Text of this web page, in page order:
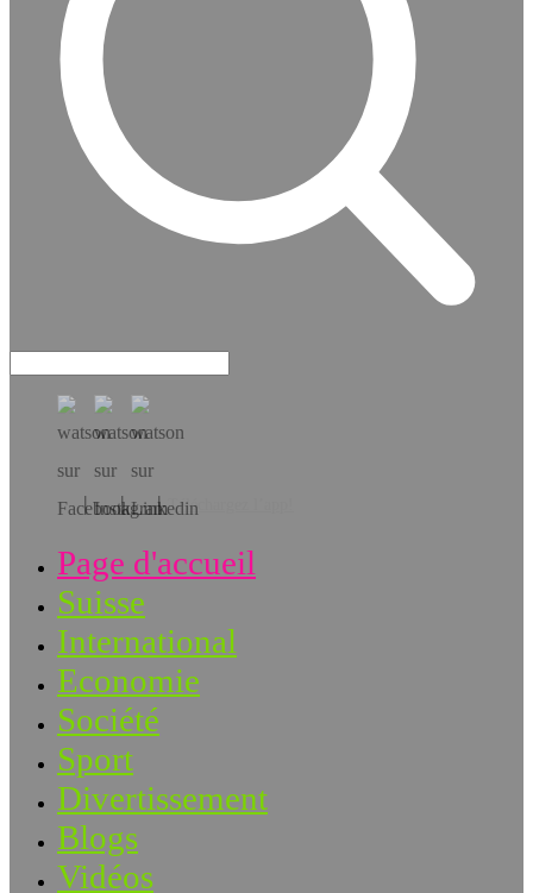
Téléchargez l’app!
Page d'accueil
Suisse
International
Economie
Société
Sport
Divertissement
Blogs
Vidéos